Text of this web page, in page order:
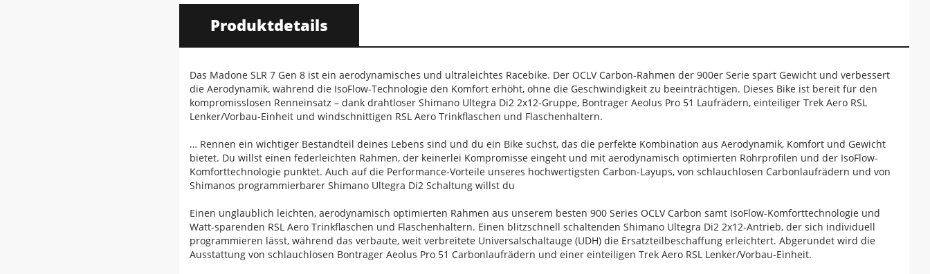
Produktdetails
Das Madone SLR 7 Gen 8 ist ein aerodynamisches und ultraleichtes Racebike. Der OCLV Carbon-Rahmen der 900er Serie spart Gewicht und verbessert
die Aerodynamik, während die IsoFlow-Technologie den Komfort erhöht, ohne die Geschwindigkeit zu beeinträchtigen. Dieses Bike ist bereit für den
kompromisslosen Renneinsatz – dank drahtloser Shimano Ultegra Di2 2x12-Gruppe, Bontrager Aeolus Pro 51 Laufrädern, einteiliger Trek Aero RSL
Lenker/Vorbau-Einheit und windschnittigen RSL Aero Trinkflaschen und Flaschenhaltern.
… Rennen ein wichtiger Bestandteil deines Lebens sind und du ein Bike suchst, das die perfekte Kombination aus Aerodynamik, Komfort und Gewicht
bietet. Du willst einen federleichten Rahmen, der keinerlei Kompromisse eingeht und mit aerodynamisch optimierten Rohrprofilen und der IsoFlow-
Komforttechnologie punktet. Auch auf die Performance-Vorteile unseres hochwertigsten Carbon-Layups, von schlauchlosen Carbonlaufrädern und von
Shimanos programmierbarer Shimano Ultegra Di2 Schaltung willst du
Einen unglaublich leichten, aerodynamisch optimierten Rahmen aus unserem besten 900 Series OCLV Carbon samt IsoFlow-Komforttechnologie und
Watt-sparenden RSL Aero Trinkflaschen und Flaschenhaltern. Einen blitzschnell schaltenden Shimano Ultegra Di2 2x12-Antrieb, der sich individuell
programmieren lässt, während das verbaute, weit verbreitete Universalschaltauge (UDH) die Ersatzteilbeschaffung erleichtert. Abgerundet wird die
Ausstattung von schlauchlosen Bontrager Aeolus Pro 51 Carbonlaufrädern und einer einteiligen Trek Aero RSL Lenker/Vorbau-Einheit.